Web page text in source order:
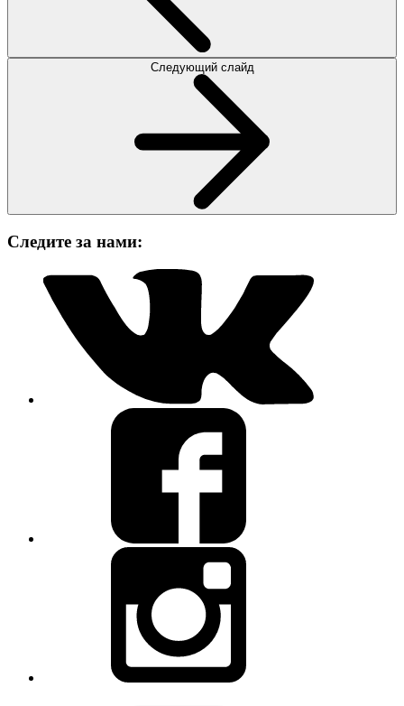
Следующий слайд
Следите за нами: